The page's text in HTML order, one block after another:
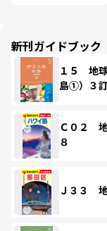
新刊ガイドブック
１５ 地
島①）３
Ｃ０２
８
Ｊ３３